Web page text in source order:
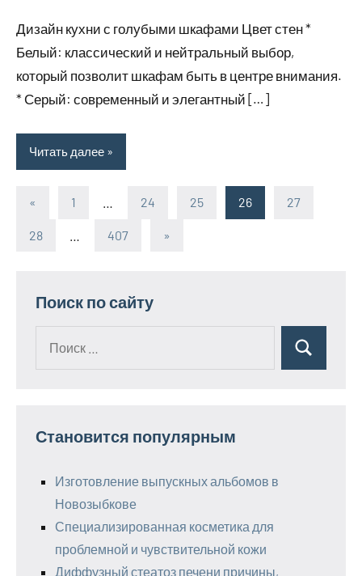
Дизайн кухни с голубыми шкафами Цвет стен *
Белый: классический и нейтральный выбор,
который позволит шкафам быть в центре внимания.
* Серый: современный и элегантный […]
Читать далее
«
Предыдущие
1 24 25 26 27
28 407
Следующие
»
Поиск по сайту
Поиск
Становится популярным
Изготовление выпускных альбомов в
Новозыбкове
Специализированная косметика для
проблемной и чувствительной кожи
Диффузный стеатоз печени причины,